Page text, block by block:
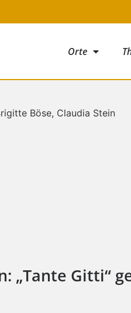
Orte
„Tante Gitti“